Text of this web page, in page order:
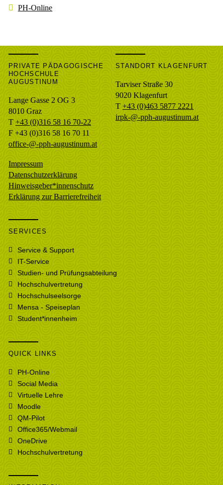
PH-Online
PRIVATE PÄDAGOGISCHE
HOCHSCHULE
AUGUSTINUM
Lange Gasse 2 OG 3
8010 Graz
T +43 (0)316 58 16 70-22
F +43 (0)316 58 16 70 11
office-@-pph-augustinum.at
Impressum
Datenschutzerklärung
Hinweisgeber*innenschutz
Erklärung zur Barrierefreiheit
STANDORT KLAGENFURT
Tarviser Straße 30
9020 Klagenfurt
T +43 (0)463 5877 2221
irpk-@-pph-augustinum.at
SERVICES
Service & Support
IT-Service
Studien- und Prüfungsabteilung
Hochschulvertretung
Hochschulseelsorge
Mensa - Speiseplan
Student*innenheim
QUICK LINKS
PH-Online
Social Media
Virtuelle Lehre
Moodle
QM-Pilot
Office365/Webmail
OneDrive
Hochschulvertretung